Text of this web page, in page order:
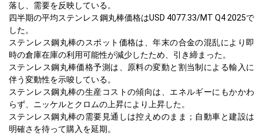
落し、需要を反映している。
四半期の平均ステンレス鋼丸棒価格はUSD 4077.33/MT Q4 2025で
した。
ステンレス鋼丸棒のスポット価格は、年末の合金の混乱により即
時の倉庫在庫の利用可能性が減少したため、引き締まった。
ステンレス鋼丸棒価格予測は、原料の変動と割当制による輸入に
伴う変動性を示唆している。
ステンレス鋼丸棒の生産コストの傾向は、エネルギーにもかかわ
らず、ニッケルとクロムの上昇により上昇した。
ステンレス鋼丸棒の需要見通しは控えめのまま；自動車と建設は
明確さを待って購入を延期。